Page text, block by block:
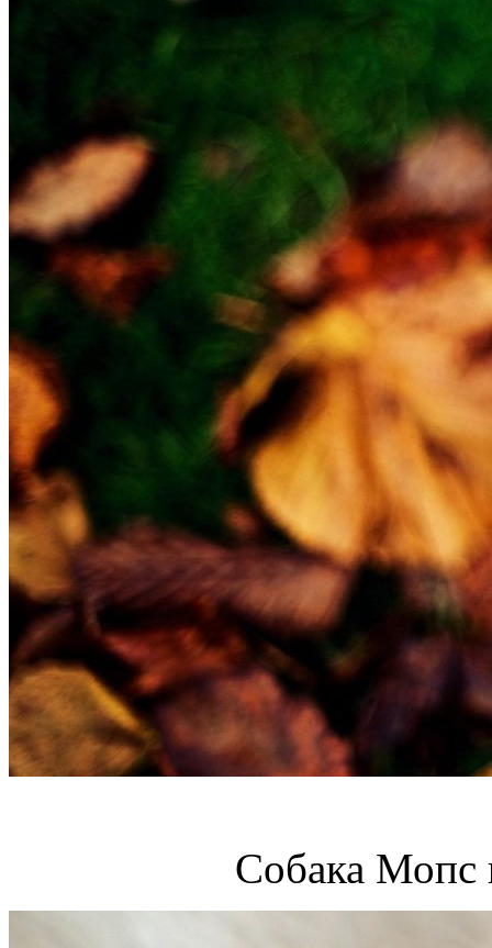
Собака Мопс